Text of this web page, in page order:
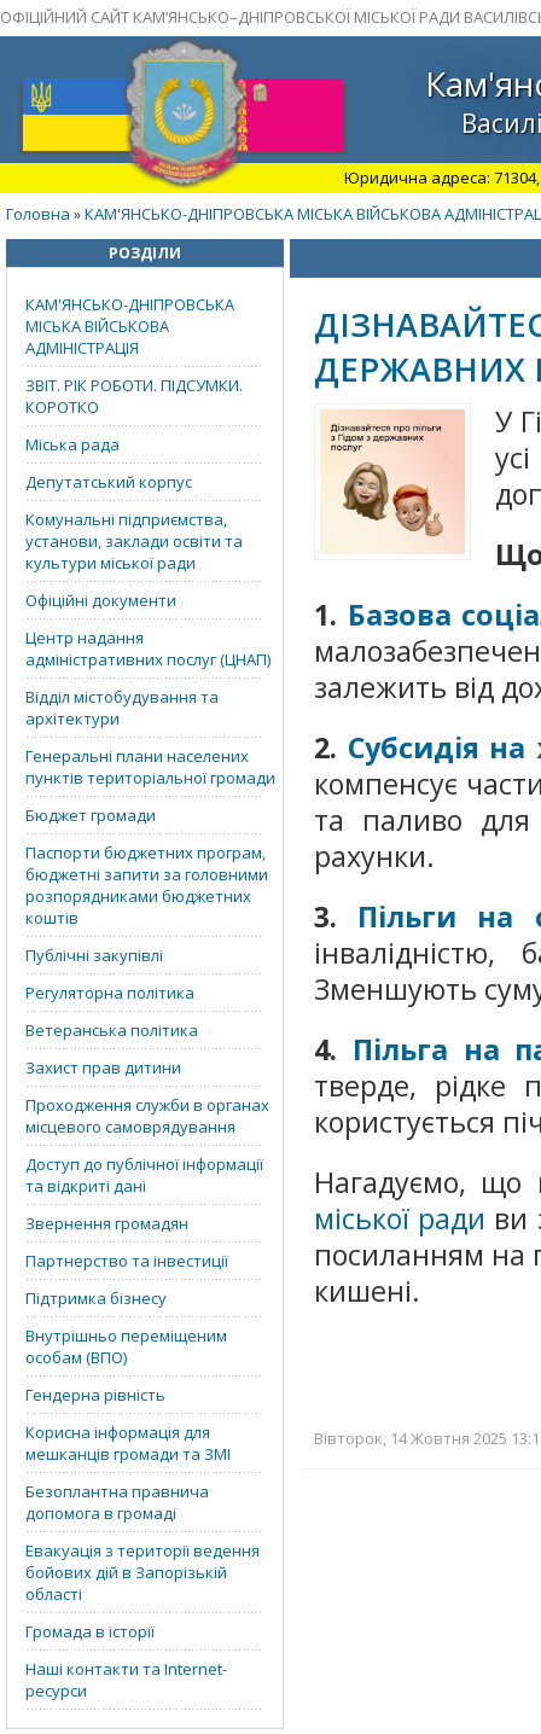
ОФІЦІЙНИЙ САЙТ КАМ’ЯНСЬКО–ДНІПРОВСЬКОЇ МІСЬКОЇ РАДИ
Юридична адреса: 71304,
Головна »КАМ'ЯНСЬКО-ДНІПРОВСЬКА МІСЬКА ВІЙСЬКОВА
РОЗДІЛИ
КАМ'ЯНСЬКО-ДНІПРОВСЬКА
МІСЬКА ВІЙСЬКОВА
АДМІНІСТРАЦІЯ
ЗВІТ. РІК РОБОТИ. ПІДСУМКИ.
КОРОТКО
Міська рада
Депутатський корпус
Комунальні підприємства,
установи, заклади освіти та
культури міської ради
Офіційні документи
Центр надання
адміністративних послуг (ЦНАП)
Відділ містобудування та
архітектури
Генеральні плани населених
пунктів територіальної громади
Бюджет громади
Паспорти бюджетних програм,
бюджетні запити за головними
розпорядниками бюджетних
коштів
Публічні закупівлі
Регуляторна політика
Ветеранська політика
Захист прав дитини
Проходження служби в органах
місцевого самоврядування
Доступ до публічної інформації
та відкриті дані
Звернення громадян
Партнерство та інвестиції
Підтримка бізнесу
Внутрішньо переміщеним
особам (ВПО)
Гендерна рівність
Корисна інформація для
мешканців громади та ЗМІ
Безоплантна правнича
допомога в громаді
Евакуація з території ведення
бойових дій в Запорізькій
області
Громада в історії
Наші контакти та Internet-
ресурси
ДЕРЖАВНИХ
У
Що
1. Базова
залежить від
2. Субсидія
компенсує
та паливо для
рахунки.
3. Пільги на
інвалідністю,
Зменшують
4. Пільга на
тверде, рідке
користується
Нагадуємо,
міської ради ви
посиланням на
кишені.
Вівторок, 14 Жовтня 2025